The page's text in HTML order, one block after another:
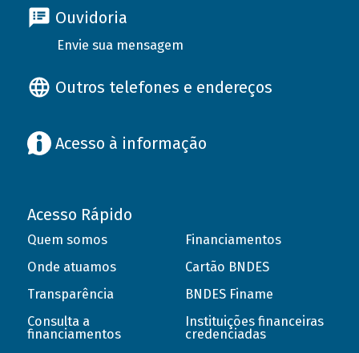
Ouvidoria
Envie sua mensagem
Outros telefones e endereços
Acesso à informação
Acesso Rápido
Quem somos
Onde atuamos
Transparência
Consulta a
financiamentos
Financiamentos
Cartão BNDES
BNDES Finame
Instituições financeiras
credenciadas